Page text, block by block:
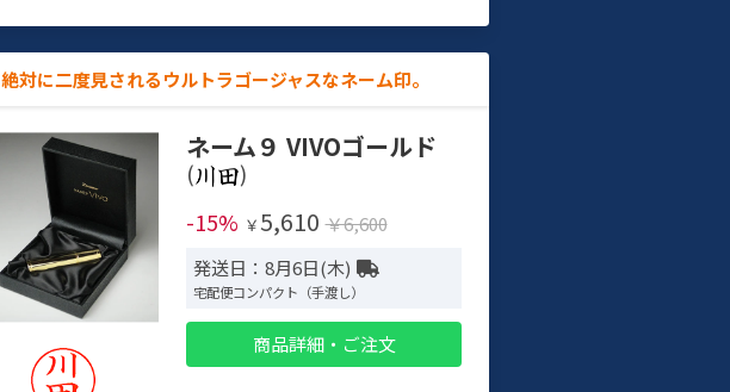
絶対に二度見されるウルトラゴージャスなネーム印。
ネーム９ VIVOゴールド
(
)
-15% ￥ 5,610 ￥6,600
発送日：8月6日(木)
宅配便コンパクト（手渡し）
商品詳細・ご注文